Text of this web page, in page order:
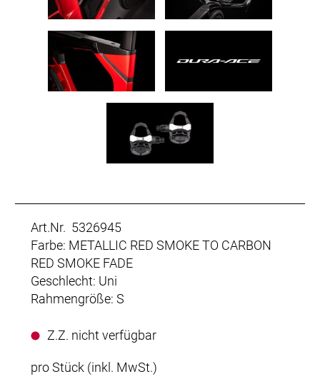
Art.Nr. 5326945
Farbe: METALLIC RED SMOKE TO CARBON
RED SMOKE FADE
Geschlecht: Uni
Rahmengröße: S
Z.Z. nicht verfügbar
pro Stück (inkl. MwSt.)